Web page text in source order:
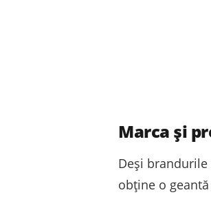
Marca și
Deși
obține o